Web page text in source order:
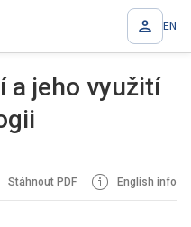
EN
a jeho využití
Stáhnout PDF English info